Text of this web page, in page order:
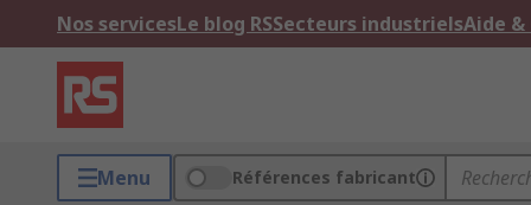
Nos servicesLe blog RSSecteurs industrielsAide
Menu Références fabricant